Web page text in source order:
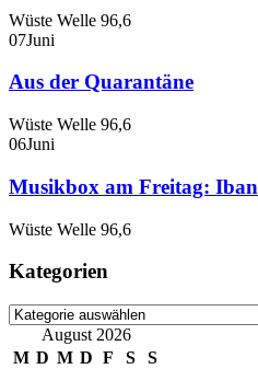
Wüste Welle 96,6
07Juni
Aus der Quarantäne
Wüste Welle 96,6
06Juni
Musikbox am Freitag:
Wüste Welle 96,6
Kategorien
Kategorien
August 2026
M D M D F S
S